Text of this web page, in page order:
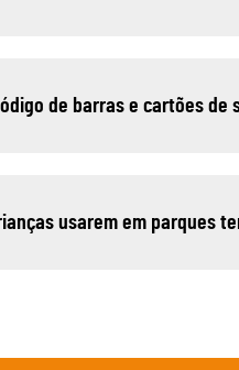
de barras e cartões
usarem em parques